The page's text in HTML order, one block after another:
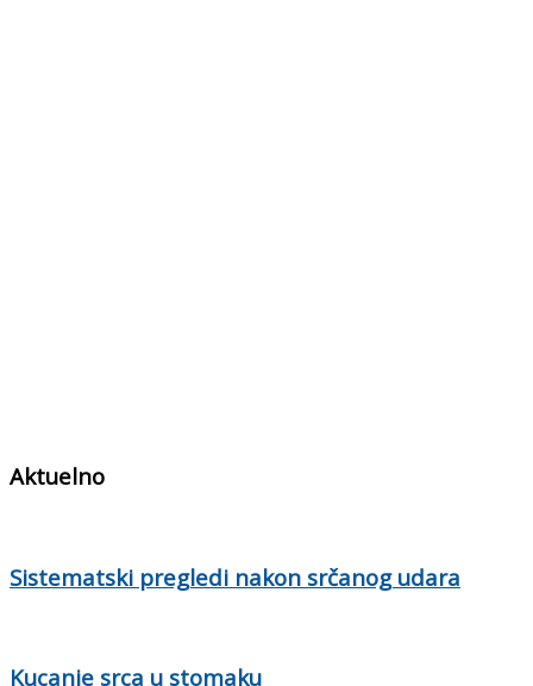
Aktuelno
Sistematski pregledi nakon srčanog udara
Kucanje srca u stomaku